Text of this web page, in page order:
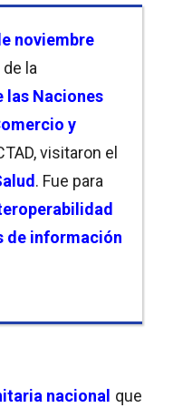
noviembre
la
las Naciones
y
visitaron el
. Fue para
de información
nacional que